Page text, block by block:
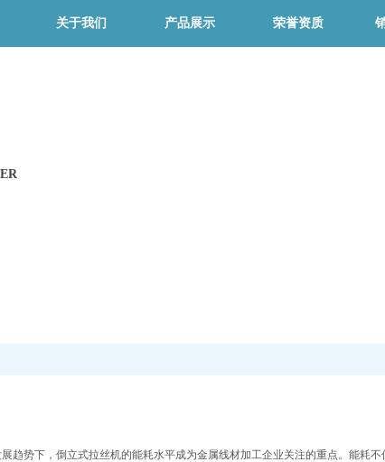
关于我们 产品展示 荣誉资质
势下，倒立式拉丝机的能耗水平成为金属线材加工企业关注的重点。能耗不